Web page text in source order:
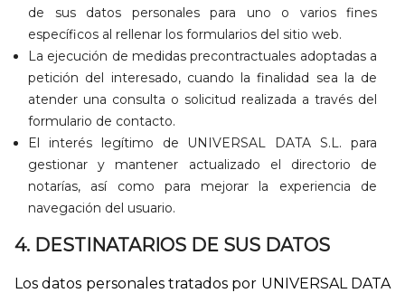
de sus datos personales para uno o varios fines
específicos al rellenar los formularios del sitio web.
La ejecución de medidas precontractuales adoptadas a
petición del interesado, cuando la finalidad sea la de
atender una consulta o solicitud realizada a través del
formulario de contacto.
El interés legítimo de UNIVERSAL DATA S.L. para
gestionar y mantener actualizado el directorio de
notarías, así como para mejorar la experiencia de
navegación del usuario.
4. DESTINATARIOS DE SUS DATOS
Los datos personales tratados por UNIVERSAL DATA